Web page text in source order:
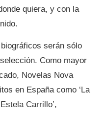
quiera, y con la
serán sólo
Como mayor
Novelas Nova
en España como ‘La
Carrillo’,